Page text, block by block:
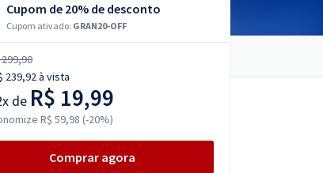
Cupom de 20% de desconto
Cupom ativado: GRAN20-OFF
299,90
239,92à vista
de R$ 19,99
R$ 59,98 (-20%)
Comprar agora